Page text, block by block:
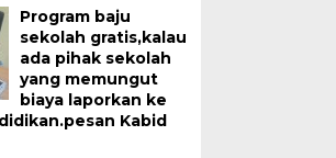
Program baju
sekolah gratis,kalau
ada pihak sekolah
yang memungut
biaya laporkan ke
Kabid